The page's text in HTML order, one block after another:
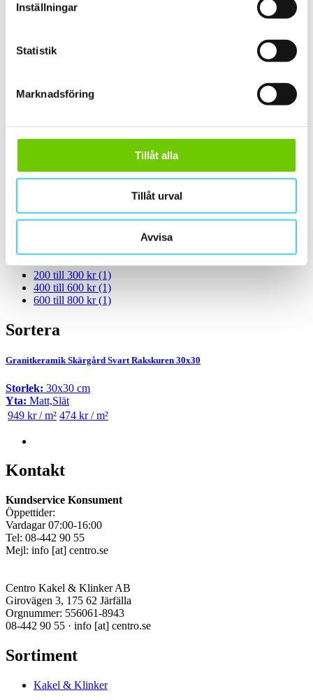
Inställningar
Statistik
Marknadsföring
Tillåt alla
Tillåt urval
Avvisa
Slät(1)
Välj önskad kant på plattan:
Rakskuren(1)
Välj en eller flera prisgrupper:
m²
200 till 300 kr(1)
400 till 600 kr(1)
600 till 800 kr(1)
Sortera
Granitkeramik Skärgård Svart Rakskuren 30x30
Storlek: 30x30 cm
Yta: Matt,Slät
949 kr / m² 474 kr / m²
Kontakt
Kundservice Konsument
Öppettider:
Vardagar 07:00-16:00
Tel: 08-442 90 55
Mejl: info [at] centro.se
Centro Kakel & Klinker AB
Girovägen 3, 175 62 Järfälla
Orgnummer: 556061-8943
08-442 90 55 · info [at] centro.se
Sortiment
Kakel & Klinker